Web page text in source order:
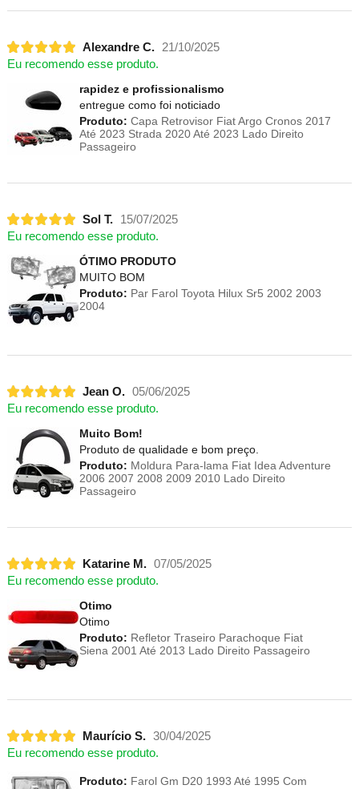
Alexandre C.
21/10/2025
Eu recomendo esse produto.
rapidez e profissionalismo
entregue como foi noticiado
Produto: Capa Retrovisor Fiat Argo Cronos 2017
Até 2023 Strada 2020 Até 2023 Lado Direito
Passageiro
Sol T.
15/07/2025
Eu recomendo esse produto.
ÓTIMO PRODUTO
MUITO BOM
Produto: Par Farol Toyota Hilux Sr5 2002 2003
2004
Jean O. 05/06/2025
Eu recomendo esse produto.
Muito Bom!
Produto de qualidade e bom preço.
Produto: Moldura Para-lama Fiat Idea Adventure
2006 2007 2008 2009 2010 Lado Direito
Passageiro
Katarine M. 07/05/2025
Eu recomendo esse produto.
Otimo
Otimo
Produto: Refletor Traseiro Parachoque Fiat
Siena 2001 Até 2013 Lado Direito Passageiro
Maurício S. 30/04/2025
Eu recomendo esse produto.
Produto: Farol Gm D20 1993 Até 1995 Com